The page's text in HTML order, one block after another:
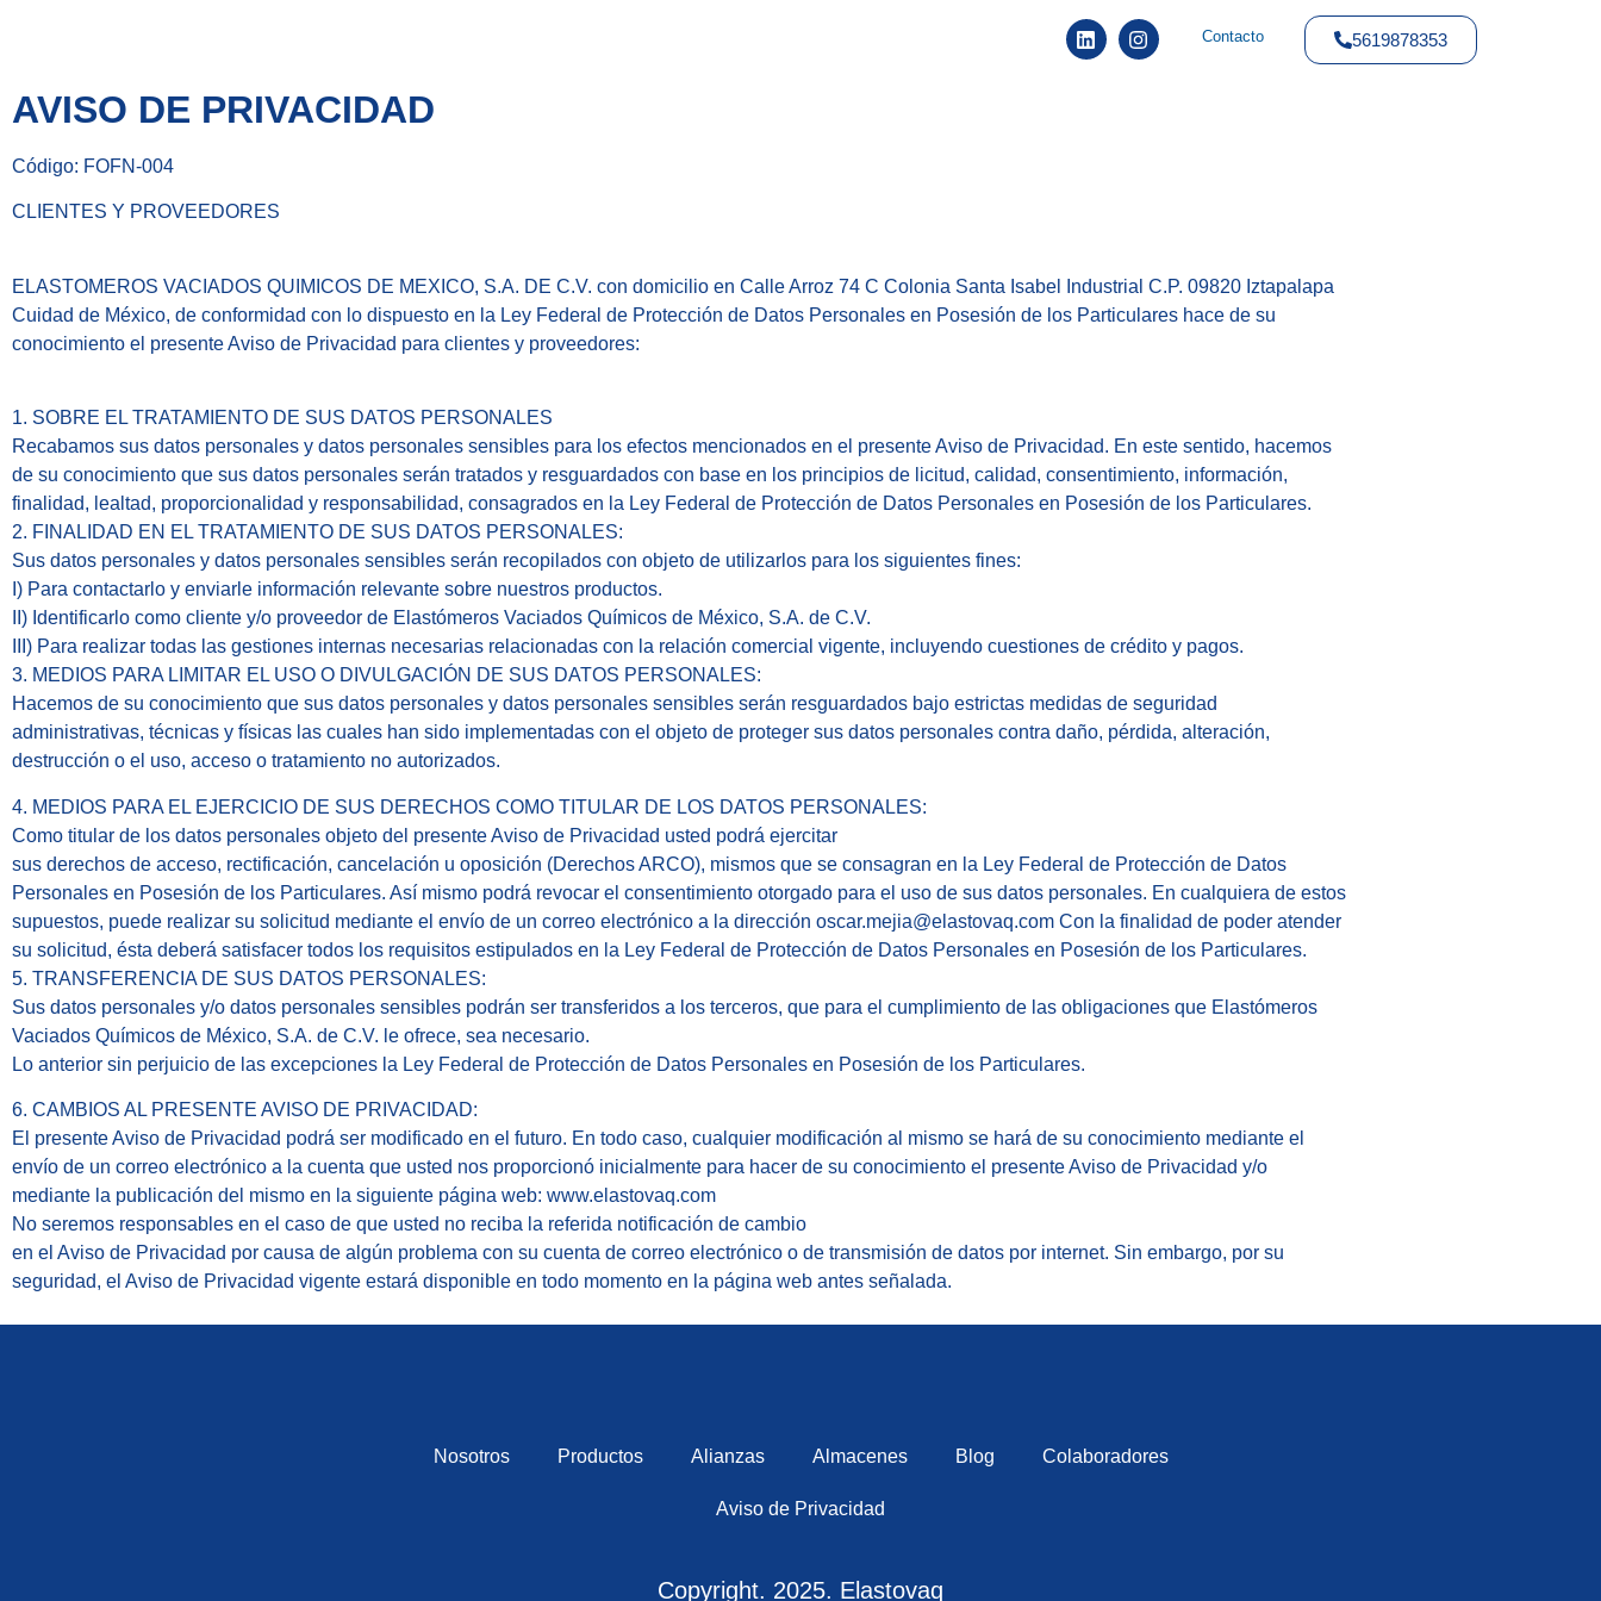
Contacto 5619878353
AVISO DE PRIVACIDAD
Código: FOFN-004
CLIENTES Y PROVEEDORES
ELASTOMEROS VACIADOS QUIMICOS DE MEXICO, S.A. DE C.V. con domicilio en Calle Arroz 74 C Colonia Santa Isabel Industrial C.P. 09820 Iztapalapa
Cuidad de México, de conformidad con lo dispuesto en la Ley Federal de Protección de Datos Personales en Posesión de los Particulares hace de su
conocimiento el presente Aviso de Privacidad para clientes y proveedores:
1. SOBRE EL TRATAMIENTO DE SUS DATOS PERSONALES
Recabamos sus datos personales y datos personales sensibles para los efectos mencionados en el presente Aviso de Privacidad. En este sentido, hacemos
de su conocimiento que sus datos personales serán tratados y resguardados con base en los principios de licitud, calidad, consentimiento, información,
finalidad, lealtad, proporcionalidad y responsabilidad, consagrados en la Ley Federal de Protección de Datos Personales en Posesión de los Particulares.
2. FINALIDAD EN EL TRATAMIENTO DE SUS DATOS PERSONALES:
Sus datos personales y datos personales sensibles serán recopilados con objeto de utilizarlos para los siguientes fines:
I) Para contactarlo y enviarle información relevante sobre nuestros productos.
II) Identificarlo como cliente y/o proveedor de Elastómeros Vaciados Químicos de México, S.A. de C.V.
III) Para realizar todas las gestiones internas necesarias relacionadas con la relación comercial vigente, incluyendo cuestiones de crédito y pagos.
3. MEDIOS PARA LIMITAR EL USO O DIVULGACIÓN DE SUS DATOS PERSONALES:
Hacemos de su conocimiento que sus datos personales y datos personales sensibles serán resguardados bajo estrictas medidas de seguridad
administrativas, técnicas y físicas las cuales han sido implementadas con el objeto de proteger sus datos personales contra daño, pérdida, alteración,
destrucción o el uso, acceso o tratamiento no autorizados.
4. MEDIOS PARA EL EJERCICIO DE SUS DERECHOS COMO TITULAR DE LOS DATOS PERSONALES:
Como titular de los datos personales objeto del presente Aviso de Privacidad usted podrá ejercitar
sus derechos de acceso, rectificación, cancelación u oposición (Derechos ARCO), mismos que se consagran en la Ley Federal de Protección de Datos
Personales en Posesión de los Particulares. Así mismo podrá revocar el consentimiento otorgado para el uso de sus datos personales. En cualquiera de estos
supuestos, puede realizar su solicitud mediante el envío de un correo electrónico a la dirección oscar.mejia@elastovaq.com Con la finalidad de poder atender
su solicitud, ésta deberá satisfacer todos los requisitos estipulados en la Ley Federal de Protección de Datos Personales en Posesión de los Particulares.
5. TRANSFERENCIA DE SUS DATOS PERSONALES:
Sus datos personales y/o datos personales sensibles podrán ser transferidos a los terceros, que para el cumplimiento de las obligaciones que Elastómeros
Vaciados Químicos de México, S.A. de C.V. le ofrece, sea necesario.
Lo anterior sin perjuicio de las excepciones la Ley Federal de Protección de Datos Personales en Posesión de los Particulares.
6. CAMBIOS AL PRESENTE AVISO DE PRIVACIDAD:
El presente Aviso de Privacidad podrá ser modificado en el futuro. En todo caso, cualquier modificación al mismo se hará de su conocimiento mediante el
envío de un correo electrónico a la cuenta que usted nos proporcionó inicialmente para hacer de su conocimiento el presente Aviso de Privacidad y/o
mediante la publicación del mismo en la siguiente página web: www.elastovaq.com
No seremos responsables en el caso de que usted no reciba la referida notificación de cambio
en el Aviso de Privacidad por causa de algún problema con su cuenta de correo electrónico o de transmisión de datos por internet. Sin embargo, por su
seguridad, el Aviso de Privacidad vigente estará disponible en todo momento en la página web antes señalada.
Nosotros Productos Alianzas Almacenes Blog Colaboradores
Aviso de Privacidad
Copyright. 2025. Elastovaq